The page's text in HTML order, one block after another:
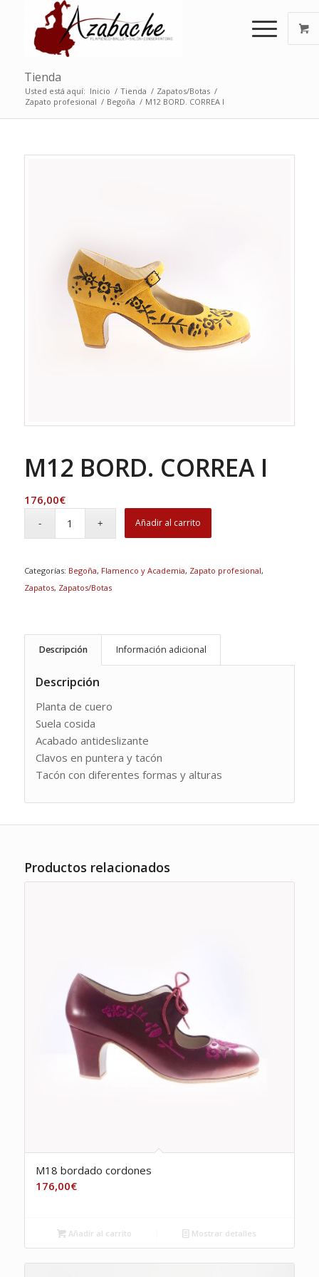
Tienda
Usted está aquí: Inicio / Tienda / Zapatos/Botas /
Zapato profesional / Begoña / M12 BORD. CORREA I
M12 BORD. CORREA I
176,00€
Añadir al carrito
Categorías: Begoña, Flamenco y Academia, Zapato profesional,
Zapatos, Zapatos/Botas
Descripción Información adicional
Descripción
Planta de cuero
Suela cosida
Acabado antideslizante
Clavos en puntera y tacón
Tacón con diferentes formas y alturas
Productos relacionados
M18 bordado cordones
176,00€
Añadir al carrito Mostrar detalles